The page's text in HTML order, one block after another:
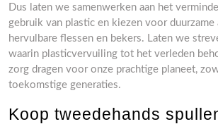
Dus laten we samenwerken aan het
gebruik van plastic en kiezen voor duurzame
hervulbare flessen en bekers. Laten we
waarin plasticvervuiling tot het verleden
zorg dragen voor onze prachtige planeet,
toekomstige generaties.
Koop tweedehands